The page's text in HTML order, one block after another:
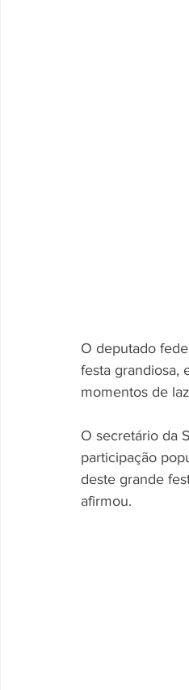
O deputado
festa grandiosa,
momentos de
O secretário da
participação
deste grande
afirmou.